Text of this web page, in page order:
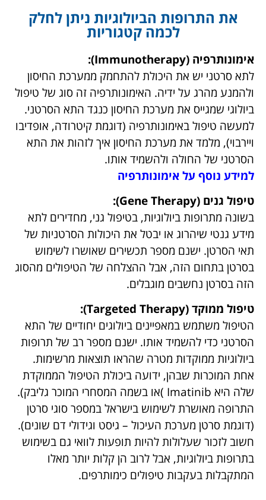
את התרופות הביולוגיות ניתן לחלק
לכמה קטגוריות
אימונותרפיה (Immunotherapy):
לתא סרטני יש את היכולת להתחמק ממערכת החיסון
ולהמנע מהרג על ידיה. האימונותרפיה זה סוג של טיפול
ביולוגי שמגייס את מערכת החיסון כנגד התא הסרטני.
למעשה טיפול באימונותרפיה (דוגמת קיטרודה, אופדיבו
ויירבוי), מלמד את מערכת החיסון איך לזהות את התא
הסרטני של החולה ולהשמיד אותו.
למידע נוסף על אימונותרפיה
טיפול גנים (Gene Therapy):
בשונה מתרופות ביולוגיות, בטיפול גני, מחדירים לתא
מידע גנטי שיהרוג או יבטל את היכולות הסרטניות של
תאי הסרטן. ישנם מספר תכשירים שאושרו לשימוש
בסרטן בתחום הזה, אבל ההצלחה של הטיפולים מהסוג
הזה בסרטן נחשבים מוגבלים.
טיפול ממוקד (Targeted Therapy):
הטיפול משתמש במאפיינים ביולוגים יחודיים של התא
הסרטני כדי להשמיד אותו. ישנם מספר רב של תרופות
ביולוגיות ממוקדות מטרה שהראו תוצאות מרשימות.
אחת המוכרות שבהן, ידועה ביכולת הטיפול הממוקדת
שלה היא Imatinib )או בשמה המסחרי המוכר גליבק).
התרופה מאושרת לשימוש בישראל במספר סוגי סרטן
(דוגמת סרטן מערכת העיכול – גיסט וגידולי דם שונים).
חשוב לזכור שעלולות להיות תופעות לוואי גם בשימוש
בתרופות ביולוגיות, אבל לרוב הן קלות יותר מאלו
המתקבלות בעקבות טיפולים כימותרפים.